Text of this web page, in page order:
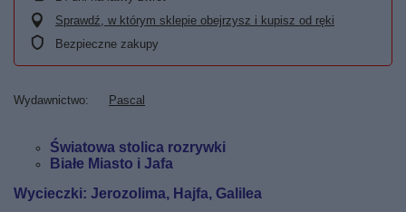
Sprawdź, w którym sklepie obejrzysz i kupisz od ręki
Bezpieczne zakupy
Wydawnictwo Pascal
Światowa stolica rozrywki
Białe Miasto i Jafa
Wycieczki: Jerozolima, Hajfa, Galilea